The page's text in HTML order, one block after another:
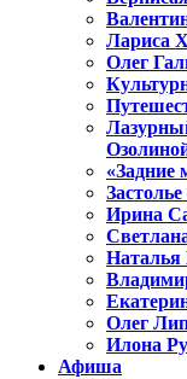
Лариса
Олег
Ирина
Олег
Илона
Афиша